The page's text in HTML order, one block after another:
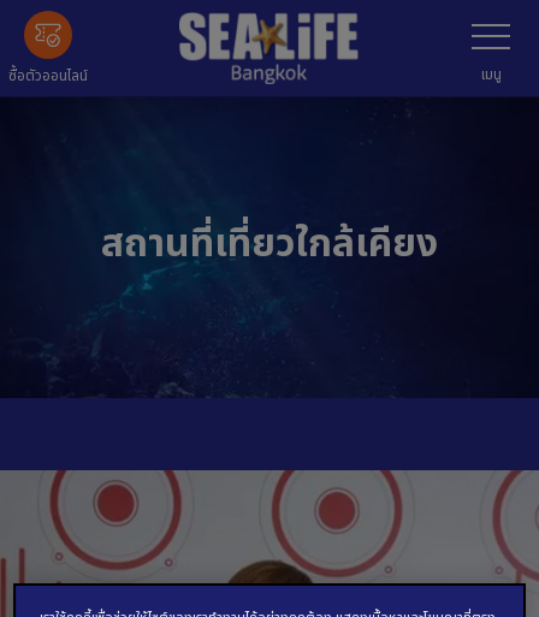
ข้าม
ข้อมูล
หลัก
ซื้อตัวออนไลน์
เลือก
เมนู
เมนู
สถานที่เที่ยวใกล้เคียง